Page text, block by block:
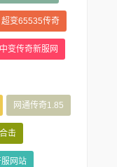
超变65535传奇
中变传奇新服网
网通传奇1.85
击
网站